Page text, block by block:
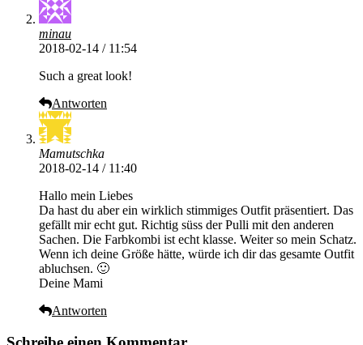
minau
2018-02-14 / 11:54
Such a great look!
Antworten
Mamutschka
2018-02-14 / 11:40
Hallo mein Liebes
Da hast du aber ein wirklich stimmiges Outfit präsentiert. Das
gefällt mir echt gut. Richtig süss der Pulli mit den anderen
Sachen. Die Farbkombi ist echt klasse. Weiter so mein Schatz.
Wenn ich deine Größe hätte, würde ich dir das gesamte Outfit
abluchsen. 🙂
Deine Mami
Antworten